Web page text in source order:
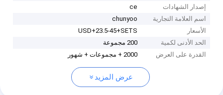
إصدار الشهادات
ce
اسم العلامة التجارية
chunyoo
الأسعار
USD+23.5-45+SETS
الحد الأدنى لكمية
200 مجموعة
القدرة على العرض
2000 + مجموعات + شهور
عرض المزيد